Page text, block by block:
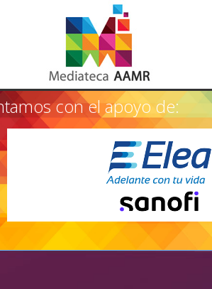
con el apoyo de: